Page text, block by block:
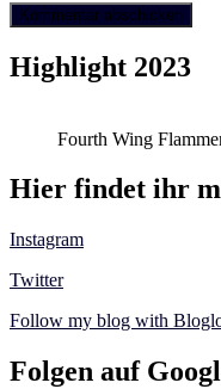
Highlight 2023
Fourth Wing
Hier findet ihr
Instagram
Twitter
Follow my blog with
Folgen auf